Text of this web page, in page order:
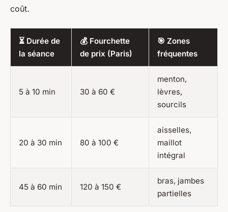
coût.
⏳ Durée de
la séance
💰 Fourchette
de prix (Paris)
🎯 Zones
fréquentes
5 à 10 min 30 à 60 €
menton,
lèvres,
sourcils
20 à 30 min 80 à 100 €
aisselles,
maillot
intégral
45 à 60 min 120 à 150 €
bras, jambes
partielles